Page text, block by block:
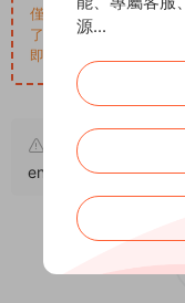
僅學習交流，商用請買
了您的權益，請來信
即默認同意
原文鏈接：
entertainment-
源...